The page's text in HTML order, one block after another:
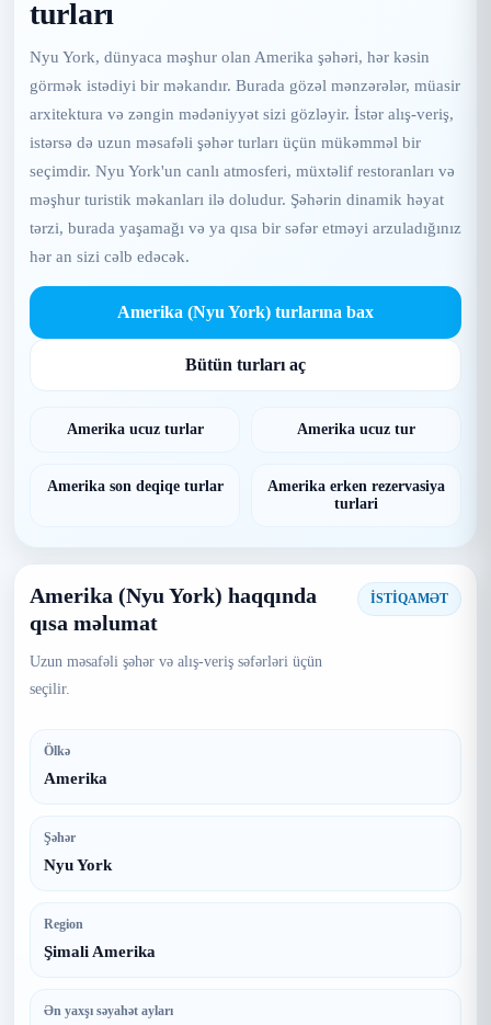
turları
Nyu York, dünyaca məşhur olan Amerika şəhəri, hər kəsin
görmək istədiyi bir məkandır. Burada gözəl mənzərələr, müasir
arxitektura və zəngin mədəniyyət sizi gözləyir. İstər alış-veriş,
istərsə də uzun məsafəli şəhər turları üçün mükəmməl bir
seçimdir. Nyu York'un canlı atmosferi, müxtəlif restoranları və
məşhur turistik məkanları ilə doludur. Şəhərin dinamik həyat
tərzi, burada yaşamağı və ya qısa bir səfər etməyi arzuladığınız
hər an sizi cəlb edəcək.
Amerika (Nyu York) turlarına bax
Bütün turları aç
Amerika ucuz turlar Amerika ucuz tur
Amerika son deqiqe turlar
Amerika erken rezervasiya
turlari
Amerika (Nyu York) haqqında
qısa məlumat
Uzun məsafəli şəhər və alış-veriş səfərləri üçün
seçilir.
İSTİQAMƏT
Ölkə
Amerika
Şəhər
Nyu York
Region
Şimali Amerika
Ən yaxşı səyahət ayları